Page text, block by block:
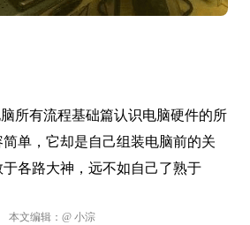
所有流程基础篇认识电脑硬件的所
单，它却是自己组装电脑前的关
各路大神，远不如自己了熟于
本文编辑： @ 小淙